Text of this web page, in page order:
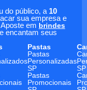
do público, a 10
sua empresa e
em brindes
encantam seus
Pastas
Pastas
Personalizadas
SP
SP
Pastas
Promocionais